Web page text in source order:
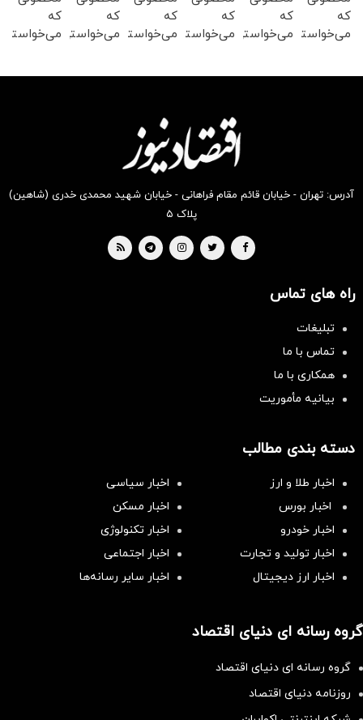
که
می‌خواستی
که
می‌خواستی
که
می‌خواستی
بخر !
که
می‌خواستی
بخر !
که
می‌خواستی
که
می‌خواستی
آدرس: تهران - خیابان قائم مقام فراهانی - خیابان شهید محمدی خدری (شاهین)
پلاک ۵
راه های تماس
تبلیغات
تماس با ما
همکاری با ما
بیانیه مأموریت
دسته بندی مطالب
اخبار طلا و ارز
اخبار سیاسی
اخبار بورس
اخبار مسکن
اخبار خودرو
اخبار تکنولوژی
اخبار تولید و تجارت
اخبار اجتماعی
اخبار ارز دیجیتال
اخبار سایر رسانه‌‌ها
گروه رسانه ای دنیای اقتصاد
گروه رسانه ای دنیای اقتصاد
روزنامه دنیای اقتصاد